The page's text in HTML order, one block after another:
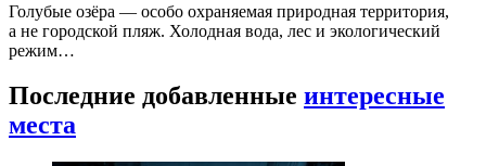
Голубые озёра — особо охраняемая природная территория,
а не городской пляж. Холодная вода, лес и экологический
режим…
Последние добавленные интересные
места